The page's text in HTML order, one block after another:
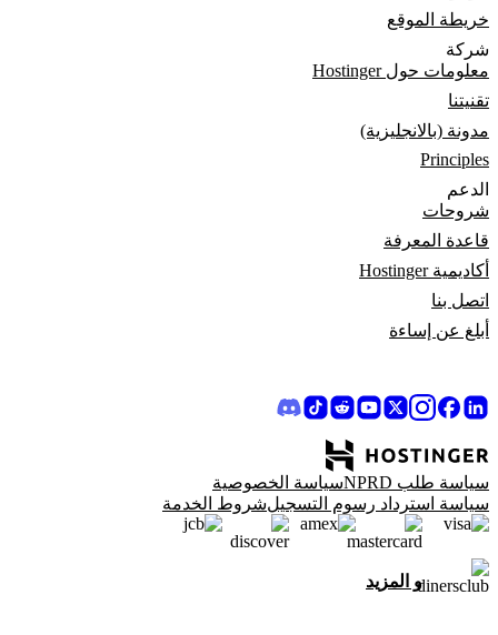
خريطة الموقع
شركة
معلومات حول Hostinger
تقنيتنا
مدونة (بالانجليزية)
Principles
الدعم
شروحات
قاعدة المعرفة
أكاديمية Hostinger
اتصل بنا
أبلغ عن إساءة
سياسة طلب NPRD
سياسة الخصوصية
سياسة استرداد رسوم التسجيلشروط الخدمة
و المزيد